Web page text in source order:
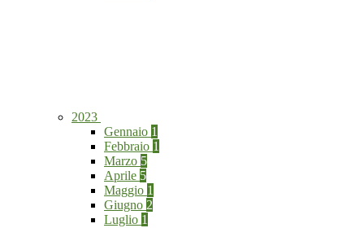
2023
Gennaio 1
Febbraio 1
Marzo 5
Aprile 5
Maggio 1
Giugno 2
Luglio 1